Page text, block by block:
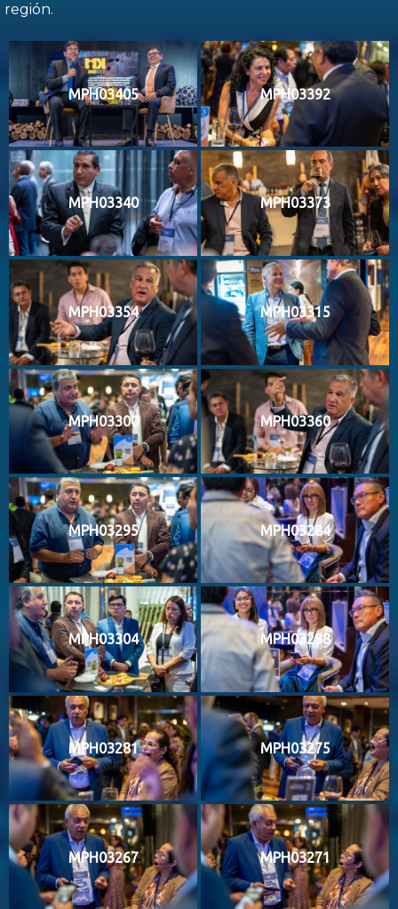
región.
MPH03405 MPH03392
MPH03340 MPH03373
MPH03354 MPH03315
MPH03300 MPH03360
MPH03295 MPH03284
MPH03304 MPH03288
MPH03281 MPH03275
MPH03267 MPH03271